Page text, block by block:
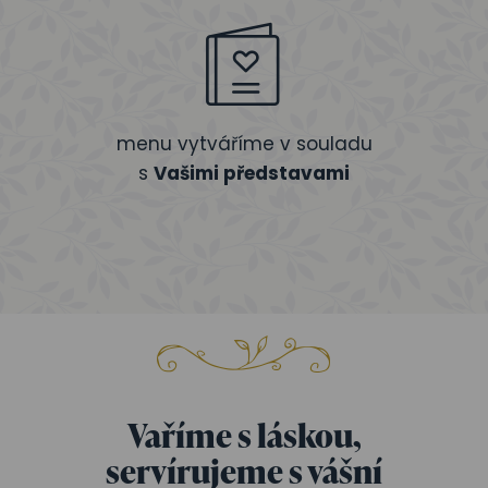
menu vytváříme v souladu
s Vašimi představami
Vaříme s láskou,
servírujeme s vášní